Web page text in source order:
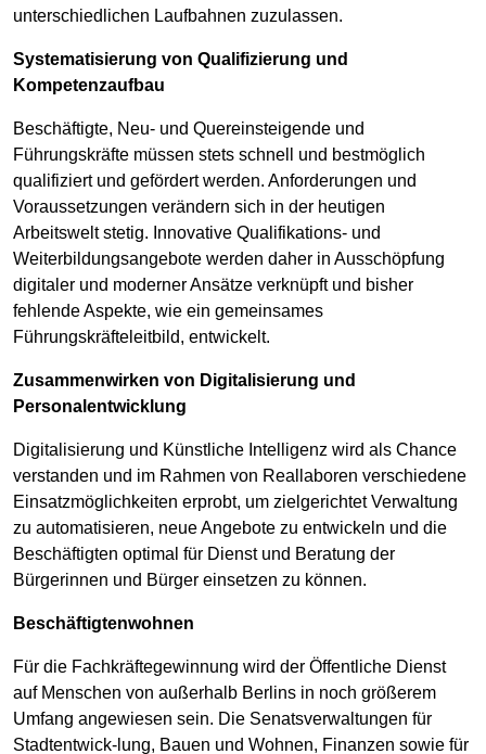
unterschiedlichen Laufbahnen zuzulassen.
Systematisierung von Qualifizierung und
Kompetenzaufbau
Beschäftigte, Neu- und Quereinsteigende und
Führungskräfte müssen stets schnell und bestmöglich
qualifiziert und gefördert werden. Anforderungen und
Voraussetzungen verändern sich in der heutigen
Arbeitswelt stetig. Innovative Qualifikations- und
Weiterbildungsangebote werden daher in Ausschöpfung
digitaler und moderner Ansätze verknüpft und bisher
fehlende Aspekte, wie ein gemeinsames
Führungskräfteleitbild, entwickelt.
Zusammenwirken von Digitalisierung und
Personalentwicklung
Digitalisierung und Künstliche Intelligenz wird als Chance
verstanden und im Rahmen von Reallaboren verschiedene
Einsatzmöglichkeiten erprobt, um zielgerichtet Verwaltung
zu automatisieren, neue Angebote zu entwickeln und die
Beschäftigten optimal für Dienst und Beratung der
Bürgerinnen und Bürger einsetzen zu können.
Beschäftigtenwohnen
Für die Fachkräftegewinnung wird der Öffentliche Dienst
auf Menschen von außerhalb Berlins in noch größerem
Umfang angewiesen sein. Die Senatsverwaltungen für
Stadtentwick-lung, Bauen und Wohnen, Finanzen sowie für